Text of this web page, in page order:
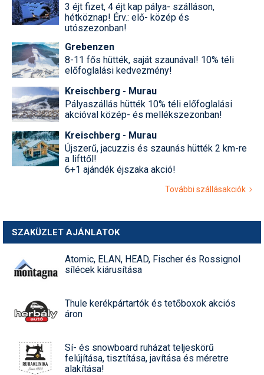
3 éjt fizet, 4 éjt kap pálya- szálláson,
hétköznap! Érv.: elő- közép és
utószezonban!
Grebenzen
8-11 fős hütték, saját szaunával! 10% téli
előfoglalási kedvezmény!
Kreischberg - Murau
Pályaszállás hütték 10% téli előfoglalási
akcióval közép- és mellékszezonban!
Kreischberg - Murau
Újszerű, jacuzzis és szaunás hütték 2 km-re
a lifttől!
6+1 ajándék éjszaka akció!
További szállásakciók
SZAKÜZLET AJÁNLATOK
Atomic, ELAN, HEAD, Fischer és Rossignol
sílécek kiárusítása
Thule kerékpártartók és tetőboxok akciós
áron
Sí- és snowboard ruházat teljeskörű
felújítása, tisztítása, javítása és méretre
alakítása!